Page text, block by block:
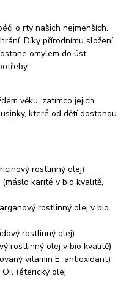
o rty našich nejmenších.
Díky přírodnímu složení
omylem do úst.
věku, zatímco jejich
které od dětí dostanou.
rostlinný olej)
karité v bio kvalitě,
rostlinný olej v bio
rostlinný olej)
rostlinný olej v bio kvalitě)
vitamin E, antioxidant)
(éterický olej